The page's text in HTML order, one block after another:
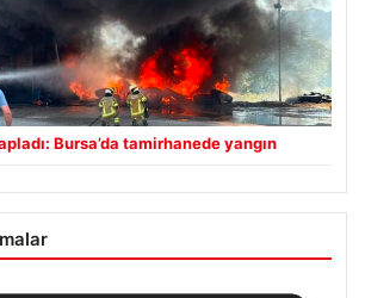
Bursa’da tamirhanede yangın